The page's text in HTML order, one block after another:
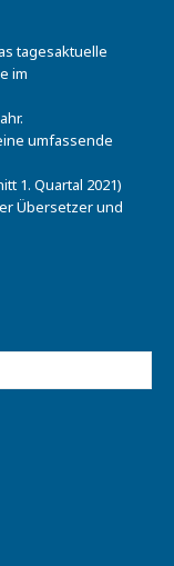
tagesaktuelle
im
umfassende
1. Quartal 2021)
Übersetzer und